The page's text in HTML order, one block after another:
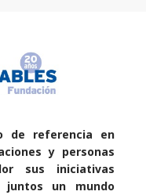
de referencia en
y personas
sus iniciativas
juntos un mundo